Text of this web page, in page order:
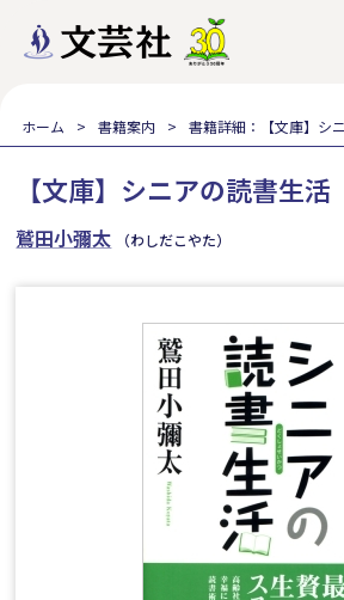
ホーム 書籍案内 書籍詳細：【文庫】シ
【文庫】シニアの読書生活
鷲田小彌太 （わしだこやた）